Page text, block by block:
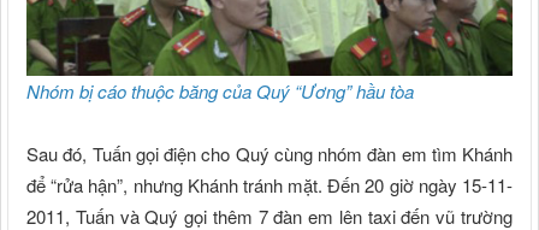
Nhóm bị cáo thuộc băng của Quý “Ương” hầu tòa
Sau đó, Tuấn gọi điện cho Quý cùng nhóm đàn em tìm Khánh
để “rửa hận”, nhưng Khánh tránh mặt. Đến 20 giờ ngày 15-11-
2011, Tuấn và Quý gọi thêm 7 đàn em lên taxi đến vũ trường